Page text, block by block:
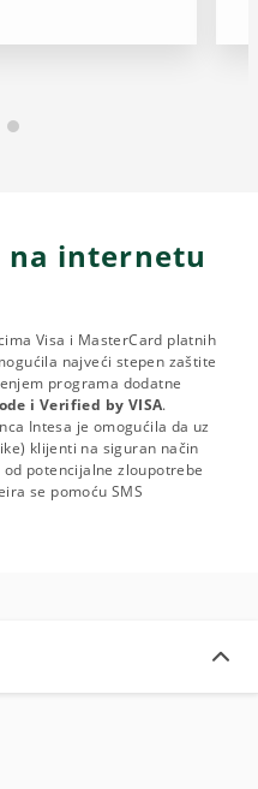
na internetu
Visa i MasterCard platnih
najveći stepen zaštite
programa dodatne
i Verified by VISA.
Intesa je omogućila da uz
klijenti na siguran način
potencijalne zloupotrebe
se pomoću SMS